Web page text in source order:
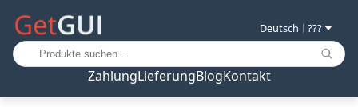
ZahlungLieferungBlogKontakt
Deutsch | ???